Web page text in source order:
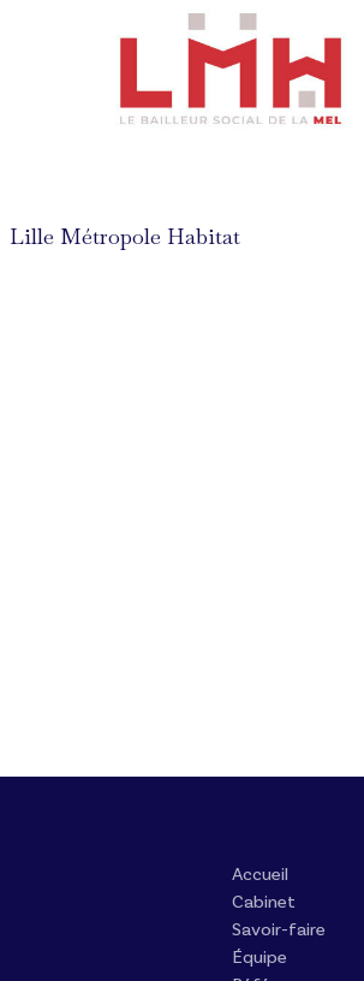
Lille Métropole Habitat
Accueil
Cabinet
Savoir-faire
Équipe